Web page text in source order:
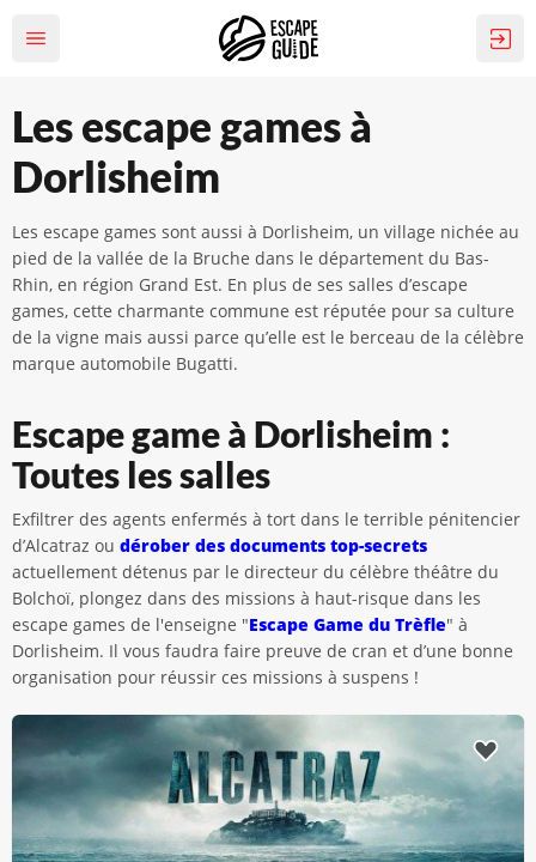
Les escape games à
Dorlisheim
Les escape games sont aussi à Dorlisheim, un village nichée au
pied de la vallée de la Bruche dans le département du Bas-
Rhin, en région Grand Est. En plus de ses salles d’escape
games, cette charmante commune est réputée pour sa culture
de la vigne mais aussi parce qu’elle est le berceau de la célèbre
marque automobile Bugatti.
Escape game à Dorlisheim :
Toutes les salles
Exfiltrer des agents enfermés à tort dans le terrible pénitencier
d’Alcatraz ou dérober des documents top-secrets
actuellement détenus par le directeur du célèbre théâtre du
Bolchoï, plongez dans des missions à haut-risque dans les
escape games de l'enseigne "Escape Game du Trèfle" à
Dorlisheim. Il vous faudra faire preuve de cran et d’une bonne
organisation pour réussir ces missions à suspens !